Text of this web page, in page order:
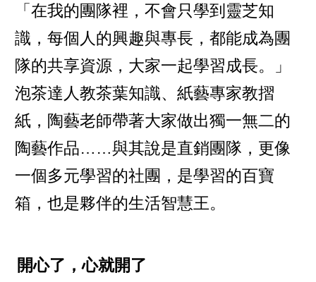
「在我的團隊裡，不會只學到靈芝知
識，每個人的興趣與專長，都能成為團
隊的共享資源，大家一起學習成長。」
泡茶達人教茶葉知識、紙藝專家教摺
紙，陶藝老師帶著大家做出獨一無二的
陶藝作品……與其說是直銷團隊，更像
一個多元學習的社團，是學習的百寶
箱，也是夥伴的生活智慧王。
開心了，心就開了